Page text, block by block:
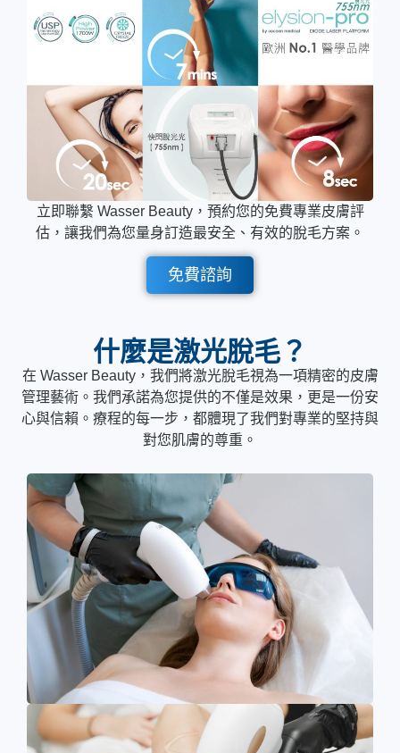
立即聯繫 Wasser Beauty，預約您的免費專業皮膚評
估，讓我們為您量身訂造最安全、有效的脫毛方案。
免費諮詢
什麼是激光脫毛？
在 Wasser Beauty，我們將激光脫毛視為一項精密的皮膚
管理藝術。我們承諾為您提供的不僅是效果，更是一份安
心與信賴。療程的每一步，都體現了我們對專業的堅持與
對您肌膚的尊重。